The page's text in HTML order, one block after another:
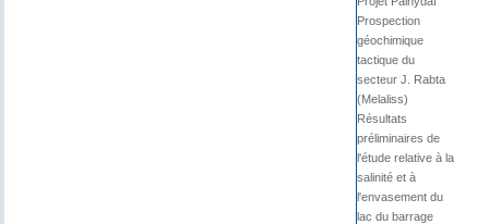
Prospection
géochimique
tactique du
secteur J. Rabta
(Melaliss)
Résultats
préliminaires de
l'étude relative à la
salinité et à
l'envasement du
lac du barrage